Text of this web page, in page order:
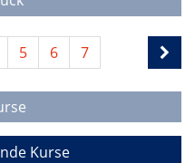
5 6 7
Kurse